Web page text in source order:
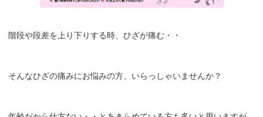
階段や段差を上り下りする時、ひざが痛む・・
そんなひざの痛みにお悩みの方、いらっしゃいませんか？